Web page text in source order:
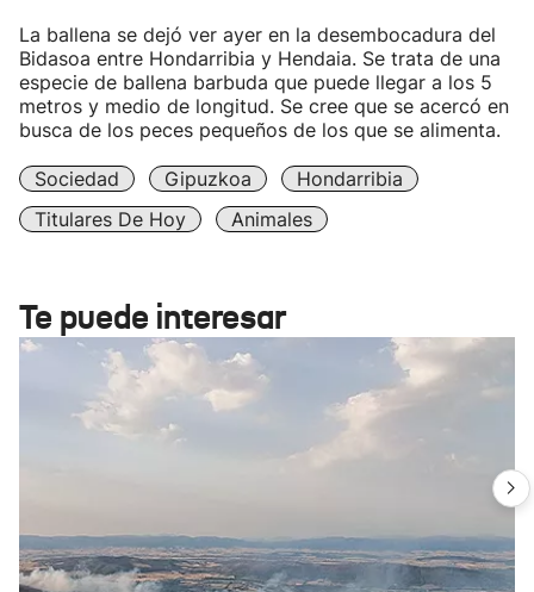
La ballena se dejó ver ayer en la desembocadura del
Bidasoa entre Hondarribia y Hendaia. Se trata de una
especie de ballena barbuda que puede llegar a los 5
metros y medio de longitud. Se cree que se acercó en
busca de los peces pequeños de los que se alimenta.
Sociedad Gipuzkoa
Hondarribia
Titulares De Hoy
Animales
Te puede interesar